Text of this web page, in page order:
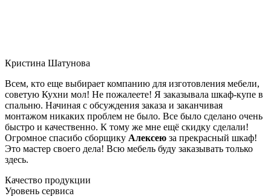
Кристина Шатунова
Всем, кто еще выбирает компанию для изготовления мебели,
советую Кухни мол! Не пожалеете! Я заказывала шкаф-купе в
спальню. Начиная с обсуждения заказа и заканчивая
монтажом никаких проблем не было. Все было сделано очень
быстро и качественно. К тому же мне ещё скидку сделали!
Огромное спасибо сборщику Алексею за прекрасный шкаф!
Это мастер своего дела! Всю мебель буду заказывать только
здесь.
Качество продукции
Уровень сервиса